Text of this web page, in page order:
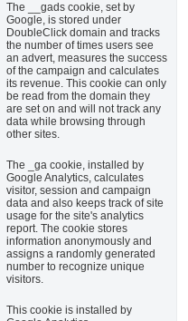
The __gads cookie, set by
Google, is stored under
DoubleClick domain and tracks
the number of times users see
an advert, measures the success
of the campaign and calculates
its revenue. This cookie can only
be read from the domain they
are set on and will not track any
data while browsing through
other sites.
The _ga cookie, installed by
Google Analytics, calculates
visitor, session and campaign
data and also keeps track of site
usage for the site's analytics
report. The cookie stores
information anonymously and
assigns a randomly generated
number to recognize unique
visitors.
This cookie is installed by